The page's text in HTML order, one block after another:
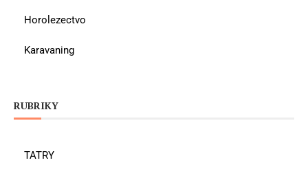
Horolezectvo
Karavaning
RUBRIKY
TATRY